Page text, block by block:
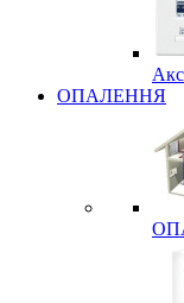
ОПАЛЕННЯ